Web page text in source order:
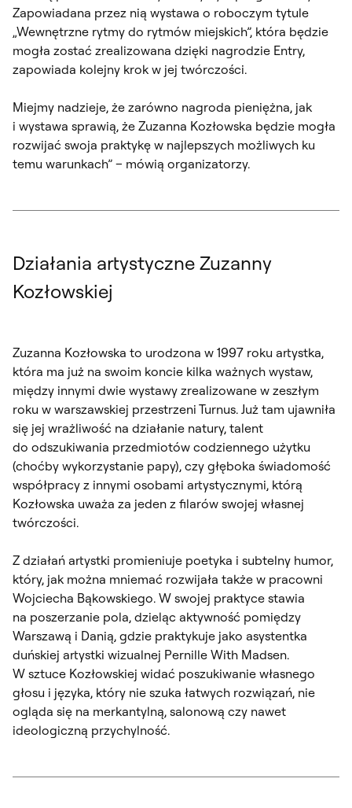
Zapowiadana przez nią wystawa o roboczym tytule
„Wewnętrzne rytmy do rytmów miejskich”, która będzie
mogła zostać zrealizowana dzięki nagrodzie Entry,
zapowiada kolejny krok w jej twórczości.
Miejmy nadzieje, że zarówno nagroda pieniężna, jak
i wystawa sprawią, że Zuzanna Kozłowska będzie mogła
rozwijać swoja praktykę w najlepszych możliwych ku
temu warunkach” – mówią organizatorzy.
Działania artystyczne Zuzanny
Kozłowskiej
Zuzanna Kozłowska to urodzona w 1997 roku artystka,
która ma już na swoim koncie kilka ważnych wystaw,
między innymi dwie wystawy zrealizowane w zeszłym
roku w warszawskiej przestrzeni Turnus. Już tam ujawniła
się jej wrażliwość na działanie natury, talent
do odszukiwania przedmiotów codziennego użytku
(choćby wykorzystanie papy), czy głęboka świadomość
współpracy z innymi osobami artystycznymi, którą
Kozłowska uważa za jeden z filarów swojej własnej
twórczości.
Z działań artystki promieniuje poetyka i subtelny humor,
który, jak można mniemać rozwijała także w pracowni
Wojciecha Bąkowskiego. W swojej praktyce stawia
na poszerzanie pola, dzieląc aktywność pomiędzy
Warszawą i Danią, gdzie praktykuje jako asystentka
duńskiej artystki wizualnej Pernille With Madsen.
W sztuce Kozłowskiej widać poszukiwanie własnego
głosu i języka, który nie szuka łatwych rozwiązań, nie
ogląda się na merkantylną, salonową czy nawet
ideologiczną przychylność.